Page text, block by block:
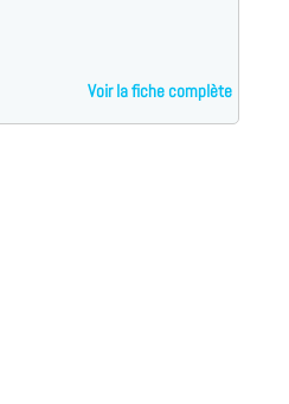
Voir la fiche complète